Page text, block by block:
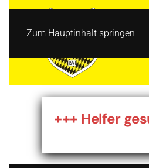
Zum Hauptinhalt springen
+++ Helfer